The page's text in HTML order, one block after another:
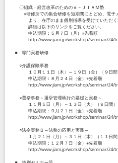
〇組織・経営改革のためのｅ－ＪＩＡＭ塾
※研修所での集合研修を短期間にとどめ、電子
より、在庁のまま個別指導を受けていただく
詳細は以下のリンクをご覧ください。
申込期限：５月７日（月）※先着順
http://www.jiam.jp/workshop/seminar/24/
■ 専門実務研修
○介護保険事務
１０月１１日（木）～１９日（金）（９日間
申込期限：８月２４日（金）※先着順
http://www.jiam.jp/workshop/seminar/24/
○選挙事務～選挙管理執行の基礎と実務～
１１月５日（月）～１３日（火）（９日間）
申込期限：９月２１日（金）※先着順
http://www.jiam.jp/workshop/seminar/24/
○法令実務Ｂ～法務の応用と実践～
１月２１日（月）～３１日（木）（１１日間
申込期限：１２月７日（金）※先着順
http://www.jiam.jp/workshop/seminar/24/